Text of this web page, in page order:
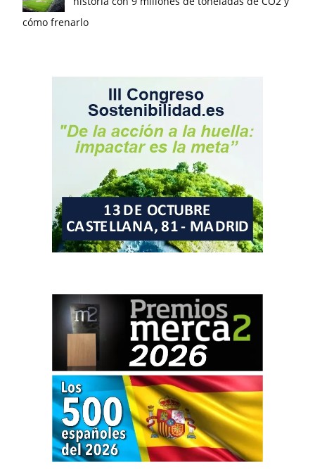
cómo frenarlo